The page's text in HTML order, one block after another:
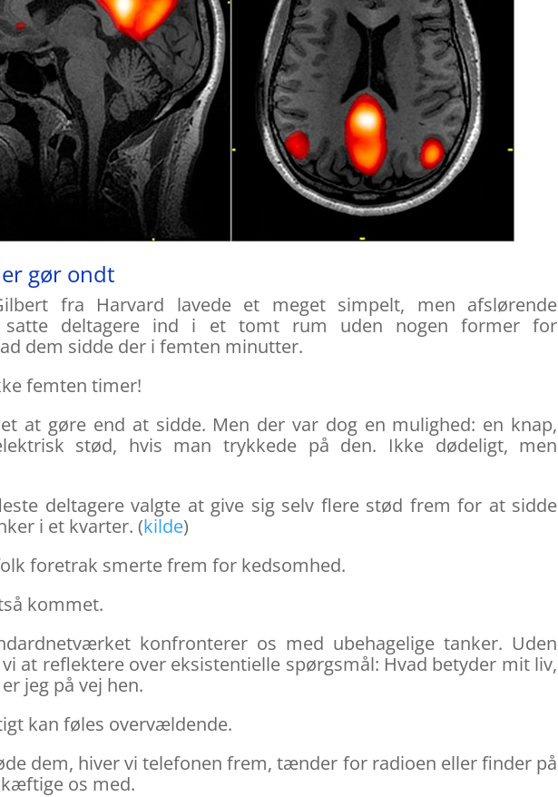
gør ondt
fra Harvard lavede et meget simpelt, men afslørende
satte deltagere ind i et tomt rum uden nogen former for
dem sidde der i femten minutter.
femten timer!
at gøre end at sidde. Men der var dog en mulighed: en knap,
stød, hvis man trykkede på den. Ikke dødeligt, men
deltagere valgte at give sig selv flere stød frem for at sidde
i et kvarter. (kilde)
foretrak smerte frem for kedsomhed.
kommet.
konfronterer os med ubehagelige tanker. Uden
at reflektere over eksistentielle spørgsmål: Hvad betyder mit liv,
jeg på vej hen.
kan føles overvældende.
dem, hiver vi telefonen frem, tænder for radioen eller finder på
os med.